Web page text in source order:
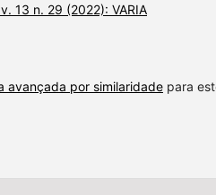
13 n. 29 (2022): VARIA
avançada por similaridade para